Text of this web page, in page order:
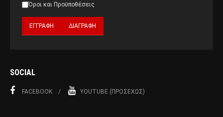
Όροι και Προϋποθέσεις
SOCIAL
FACEBOOK YOUTUBE (ΠΡΟΣΕΧΏΣ)